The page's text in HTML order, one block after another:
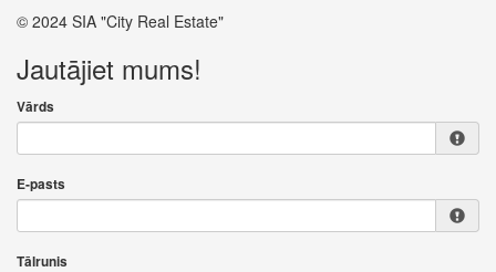
© 2024 SIA "City Real Estate"
Jautājiet mums!
Vārds
E-pasts
Tālrunis